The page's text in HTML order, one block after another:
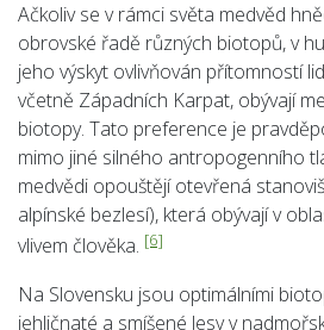
Ačkoliv se v rámci světa medvěd
obrovské řadě různých biotopů, v
jeho výskyt ovlivňován přítomností
včetně Západních Karpat, obývají
biotopy. Tato preference je
mimo jiné silného antropogenního
medvědi opouštějí otevřená
alpínské bezlesí), která obývají v
vlivem člověka. [6]
Na Slovensku jsou optimálními
jehličnaté a smíšené lesy v